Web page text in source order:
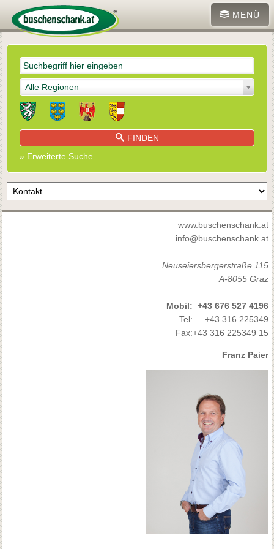
MENÜ
Alle Regionen
FINDEN
» Erweiterte Suche
www.buschenschank.at
info@buschenschank.at
Neuseiersbergerstraße 115
A-8055 Graz
Mobil: +43 676 527 4196
Tel:
+43 316 225349
Fax:+43 316 225349 15
Franz Paier